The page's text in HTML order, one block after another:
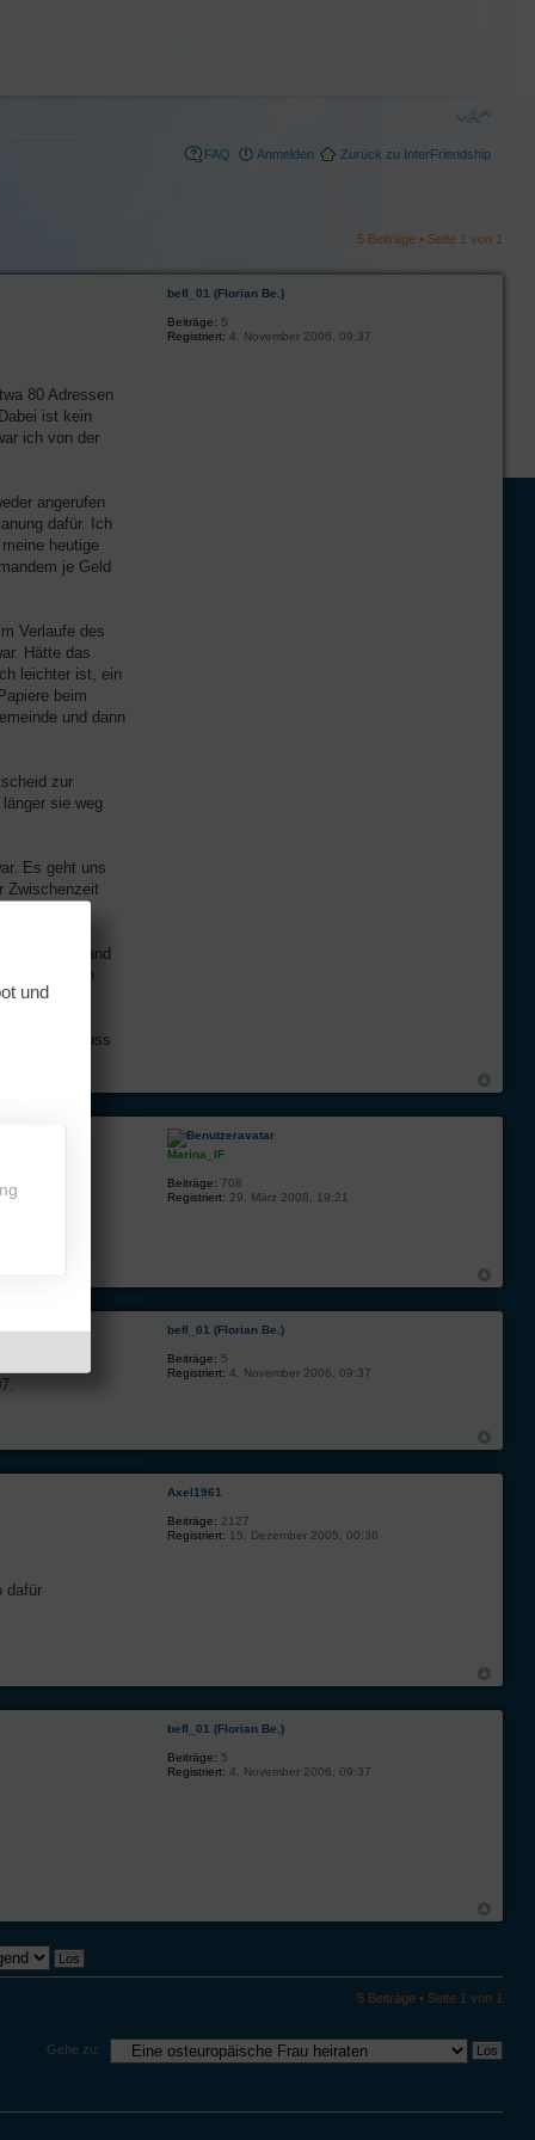
FAQ Anmelden Zurück zu InterFriendship
5 Beiträge • Seite 1 von 1
80 Adressen
ist kein
ich von der
angerufen
dafür. Ich
heutige
je Geld
Verlaufe des
Hätte das
leichter ist, ein
beim
und dann
zur
sie weg
Es geht uns
Zwischenzeit
durchs Band
auch
Letztlich muss
befl_01 (Florian Be.)
Beiträge: 5
Registriert: 4. November 2006, 09:37
Marina_IF
Beiträge: 708
Registriert: 29. März 2008, 19:21
befl_01 (Florian Be.)
Beiträge: 5
Registriert: 4. November 2006, 09:37
dafür
Axel1961
Beiträge: 2127
Registriert: 15. Dezember 2005, 00:36
befl_01 (Florian Be.)
Beiträge: 5
Registriert: 4. November 2006, 09:37
5 Beiträge • Seite 1 von 1
Gehe zu:
und